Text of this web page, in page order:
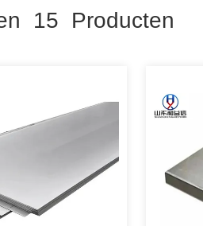
15 Producten